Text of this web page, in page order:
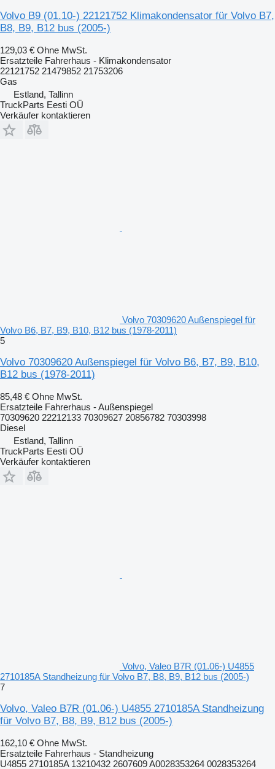
Volvo B9 (01.10-) 22121752 Klimakondensator für Volvo B7,
B8, B9, B12 bus (2005-)
129,03 € Ohne MwSt.
Ersatzteile Fahrerhaus - Klimakondensator
22121752 21479852 21753206
Gas
Estland, Tallinn
TruckParts Eesti OÜ
Verkäufer kontaktieren
Volvo 70309620 Außenspiegel für
Volvo B6, B7, B9, B10, B12 bus (1978-2011)
5
Volvo 70309620 Außenspiegel für Volvo B6, B7, B9, B10,
B12 bus (1978-2011)
85,48 € Ohne MwSt.
Ersatzteile Fahrerhaus - Außenspiegel
70309620 22212133 70309627 20856782 70303998
Diesel
Estland, Tallinn
TruckParts Eesti OÜ
Verkäufer kontaktieren
Volvo, Valeo B7R (01.06-) U4855
2710185A Standheizung für Volvo B7, B8, B9, B12 bus (2005-)
7
Volvo, Valeo B7R (01.06-) U4855 2710185A Standheizung
für Volvo B7, B8, B9, B12 bus (2005-)
162,10 € Ohne MwSt.
Ersatzteile Fahrerhaus - Standheizung
U4855 2710185A 13210432 2607609 A0028353264 0028353264